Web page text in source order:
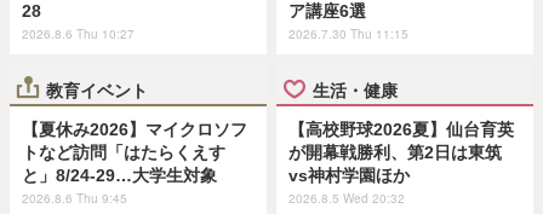
28
2026.8.6 Thu 10:27
ア講座6選
2026.7.30 Thu 11:15
教育イベント
【夏休み2026】マイクロソフ
トなど訪問「はたらくえす
と」8/24-29…大学生対象
2026.8.6 Thu 9:45
生活・健康
【高校野球2026夏】仙台育英
が開幕戦勝利、第2日は東筑
vs神村学園ほか
2026.8.5 Wed 20:32